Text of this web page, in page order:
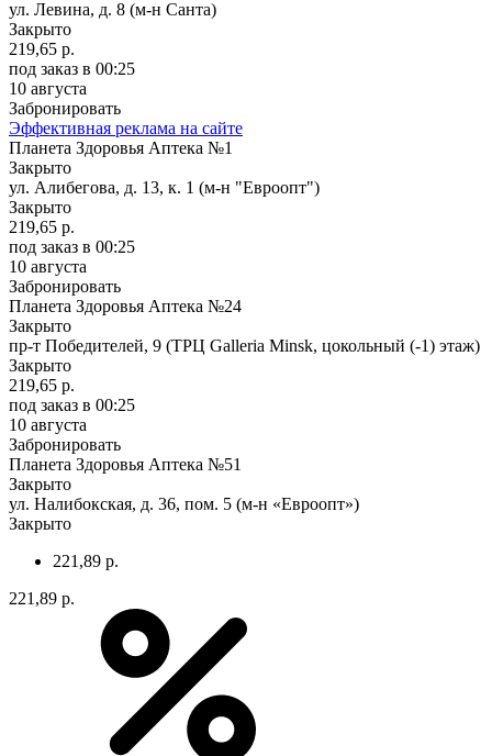
ул. Левина, д. 8 (м-н Санта)
Закрыто
219,65 р.
под заказ в 00:25
10 августа
Забронировать
Эффективная реклама на сайте
Планета Здоровья Аптека №1
Закрыто
ул. Алибегова, д. 13, к. 1 (м-н "Евроопт")
Закрыто
219,65 р.
под заказ в 00:25
10 августа
Забронировать
Планета Здоровья Аптека №24
Закрыто
пр-т Победителей, 9 (ТРЦ Galleria Minsk, цокольный (-1) этаж)
Закрыто
219,65 р.
под заказ в 00:25
10 августа
Забронировать
Планета Здоровья Аптека №51
Закрыто
ул. Налибокская, д. 36, пом. 5 (м-н «Евроопт»)
Закрыто
221,89 р.
221,89 р.